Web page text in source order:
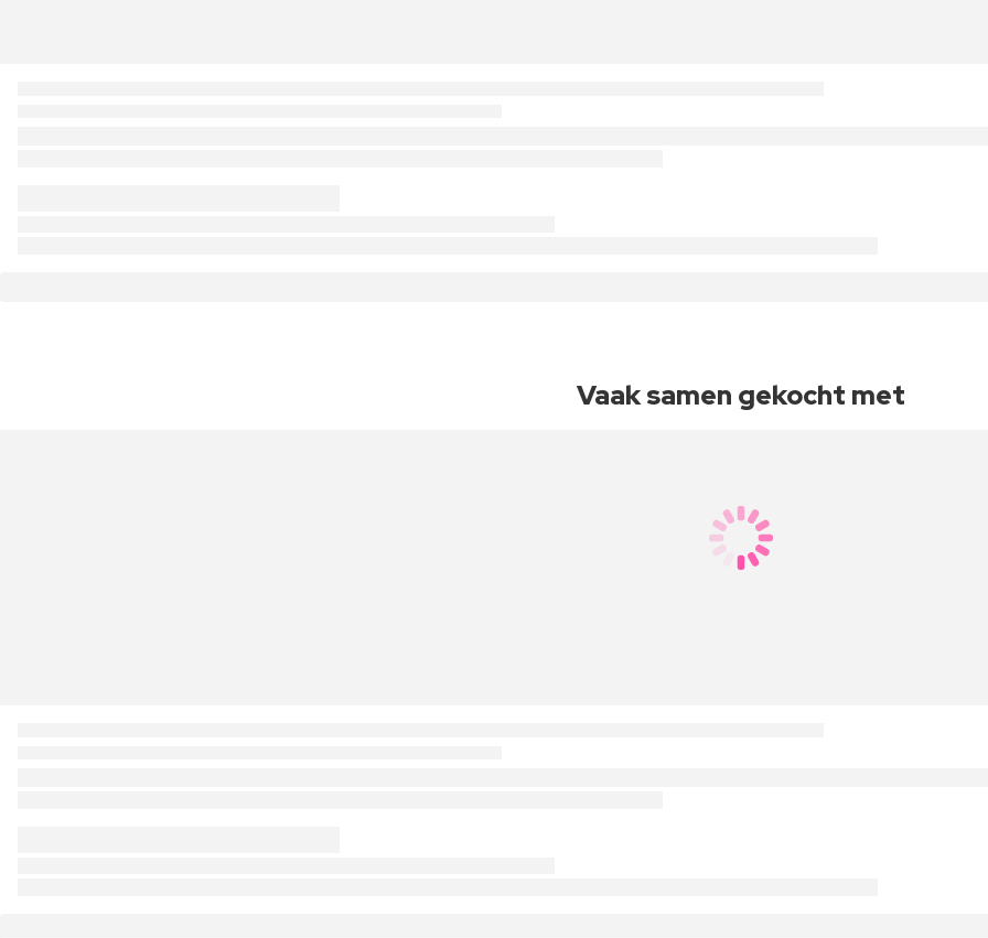
Vaak samen gekocht met